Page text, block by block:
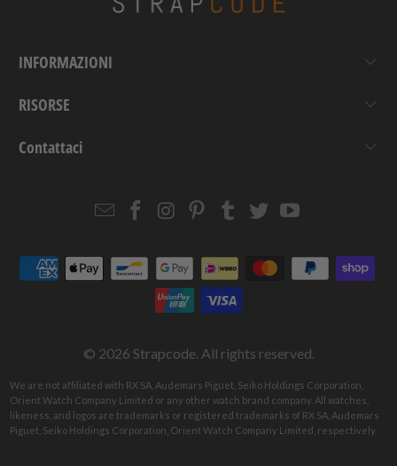
INFORMAZIONI
RISORSE
Contattaci
EmailStrapcode
Facebook
Strapcode
Instagram
Strapcode
Pinterest
Strapcode
Tumblr
Strapcode
TwitterYouTube
© 2026 Strapcode. All rights reserved.
We are not affiliated with RX SA, Audemars Piguet, Seiko Holdings Corporation,
Orient Watch Company Limited or any other watch brand company. All watches,
likeness, and logos are trademarks or registered trademarks of RX SA, Audemars
Piguet, Seiko Holdings Corporation, Orient Watch Company Limited, respectively.